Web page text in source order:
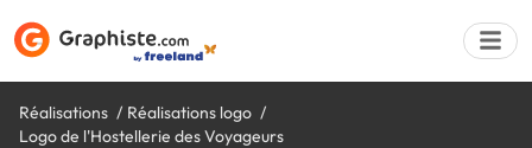
Réalisations
Réalisations logo
Logo de l'Hostellerie des Voyageurs